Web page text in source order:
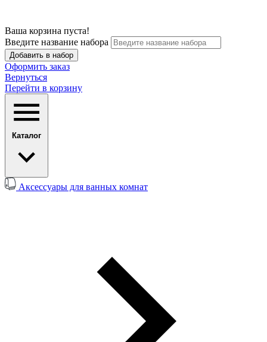
Ваша корзина пуста!
Введите название набора
Добавить в набор
Оформить заказ
Вернуться
Перейти в корзину
Каталог
Аксессуары для ванных комнат